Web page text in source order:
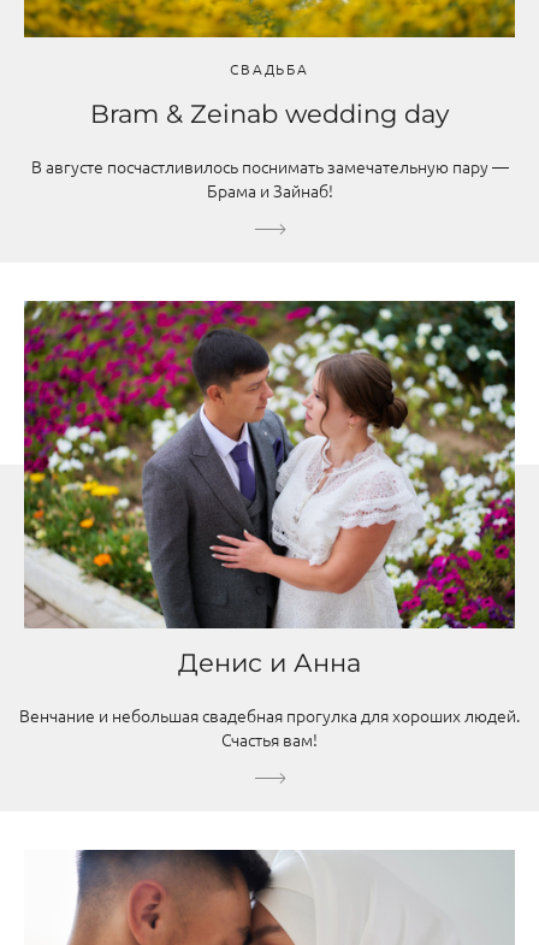
СВАДЬБА
Bram & Zeinab wedding day
В августе посчастливилось поснимать замечательную пару —
Брама и Зайнаб!
Денис и Анна
Венчание и небольшая свадебная прогулка для хороших людей.
Счастья вам!